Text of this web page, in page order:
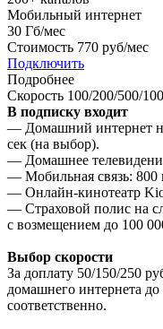
Мобильный интернет
30 Гб/мес
Стоимость 770 руб/мес
Подключить
Подробнее
Скорость 100/200/500/
В подписку входит
— Домашний интернет
сек (на выбор).
— Домашнее
— Мобильная связь: 800
— Онлайн-кинотеатр
— Страховой полис на
с возмещением до 100
Выбор скорости
За доплату 50/150/250
домашнего интернета
соответственно.